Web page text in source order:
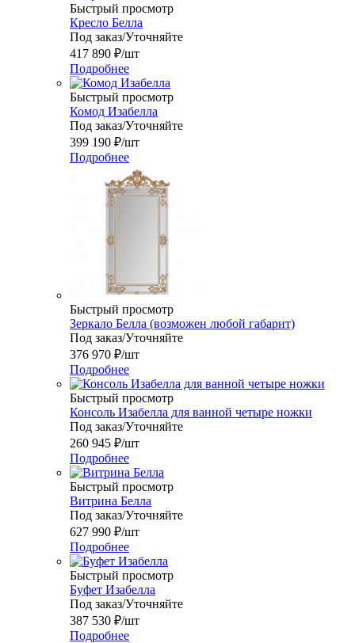
Быстрый просмотр
Кресло Белла
Под заказ/Уточняйте
417 890 ₽/шт
Подробнее
Быстрый просмотр
Комод Изабелла
Под заказ/Уточняйте
399 190 ₽/шт
Подробнее
Быстрый просмотр
Зеркало Белла (возможен любой габарит)
Под заказ/Уточняйте
376 970 ₽/шт
Подробнее
Быстрый просмотр
Консоль Изабелла для ванной четыре ножки
Под заказ/Уточняйте
260 945 ₽/шт
Подробнее
Быстрый просмотр
Витрина Белла
Под заказ/Уточняйте
627 990 ₽/шт
Подробнее
Быстрый просмотр
Буфет Изабелла
Под заказ/Уточняйте
387 530 ₽/шт
Подробнее